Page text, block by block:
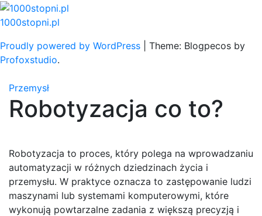
Skip
to
1000stopni.pl
Proudly powered by WordPress
Theme: Blogpecos by
Profoxstudio.
Przemysł
Robotyzacja co to?
Robotyzacja to proces, który polega na wprowadzaniu
automatyzacji w różnych dziedzinach życia i
przemysłu. W praktyce oznacza to zastępowanie ludzi
maszynami lub systemami komputerowymi, które
wykonują powtarzalne zadania z większą precyzją i